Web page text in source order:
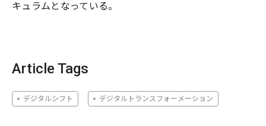
キュラムとなっている。
Article Tags
デジタルシフト デジタルトランスフォーメーション